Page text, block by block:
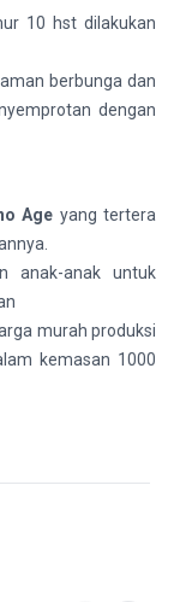
10 hst dilakukan
berbunga dan
dengan
Age yang tertera
anak-anak untuk
murah produksi
kemasan 1000